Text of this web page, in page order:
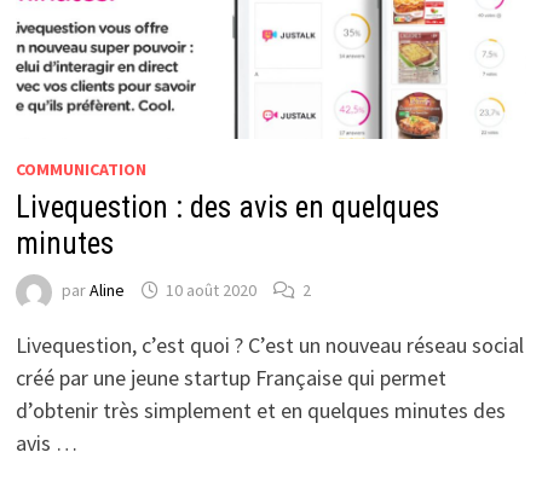
COMMUNICATION
Livequestion : des avis en quelques
minutes
parAline 10 août 2020 2
Livequestion, c’est quoi ? C’est un nouveau réseau social
créé par une jeune startup Française qui permet
d’obtenir très simplement et en quelques minutes des
avis …